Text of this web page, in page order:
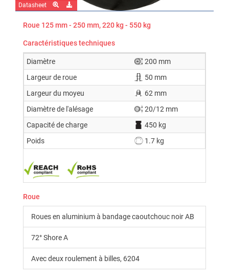
Datasheet
Roue 125 mm - 250 mm, 220 kg - 550 kg
Caractéristiques techniques
Diamètre
200 mm
Largeur de roue
50 mm
Largeur du moyeu
62 mm
Diamètre de l'alésage
20/12 mm
Capacité de charge
450 kg
Poids
1.7 kg
Roue
Roues en aluminium à bandage caoutchouc noir AB
72° Shore A
Avec deux roulement à billes, 6204